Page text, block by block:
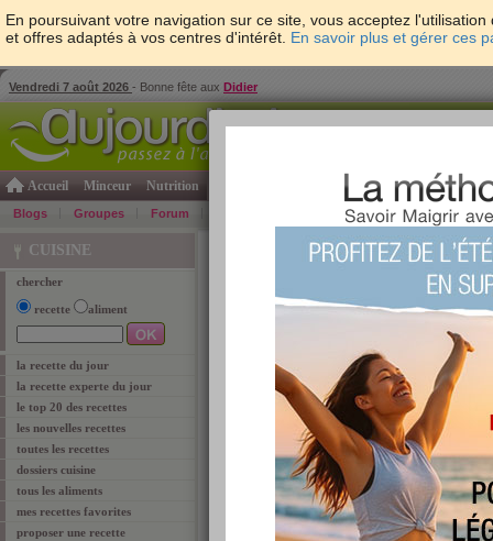
En poursuivant votre navigation sur ce site, vous acceptez
et offres adaptés à vos centres d'intérêt. En savoir plus et gérer ces
Vendredi 7 août 2026 - Bonne fête aux Didier
Accueil Minceur Nutrition Psycho & tests Forme & santé
Blogs Groupes Forum Bons Plans
CUISINE
chercher
recette aliment
la recette du jour
la recette experte du jour
le top 20 des recettes
les nouvelles recettes
toutes les recettes
dossiers cuisine
tous les aliments
mes recettes favorites
proposer une recette
Cuisine>recettes>plat> viande
recettes : viande
plat du jour : Brochettes de boeuf